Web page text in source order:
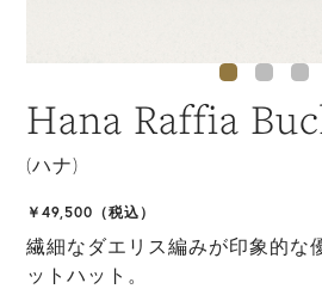
Hana Raffia
(ハナ)
￥49,500（税込）
繊細なダエリス編みが印象的な
ットハット。